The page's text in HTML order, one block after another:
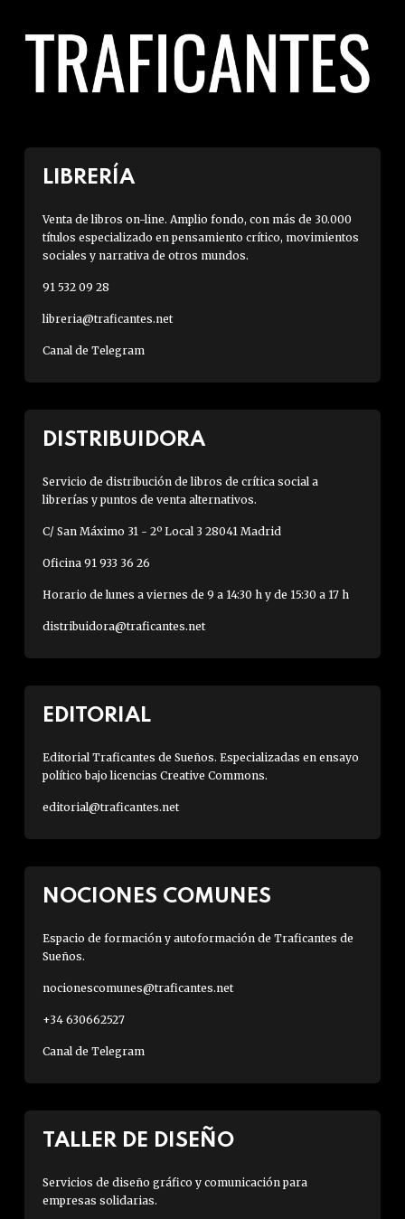
LIBRERÍA
Venta de libros on-line. Amplio fondo, con más de 30.000
títulos especializado en pensamiento crítico, movimientos
sociales y narrativa de otros mundos.
91 532 09 28
libreria@traficantes.net
Canal de Telegram
DISTRIBUIDORA
Servicio de distribución de libros de crítica social a
librerías y puntos de venta alternativos.
C/ San Máximo 31 - 2º Local 3 28041 Madrid
Oficina 91 933 36 26
Horario de lunes a viernes de 9 a 14:30 h y de 15:30 a 17 h
distribuidora@traficantes.net
EDITORIAL
Editorial Traficantes de Sueños. Especializadas en ensayo
político bajo licencias Creative Commons.
editorial@traficantes.net
NOCIONES COMUNES
Espacio de formación y autoformación de Traficantes de
Sueños.
nocionescomunes@traficantes.net
+34 630662527
Canal de Telegram
TALLER DE DISEÑO
Servicios de diseño gráfico y comunicación para
empresas solidarias.